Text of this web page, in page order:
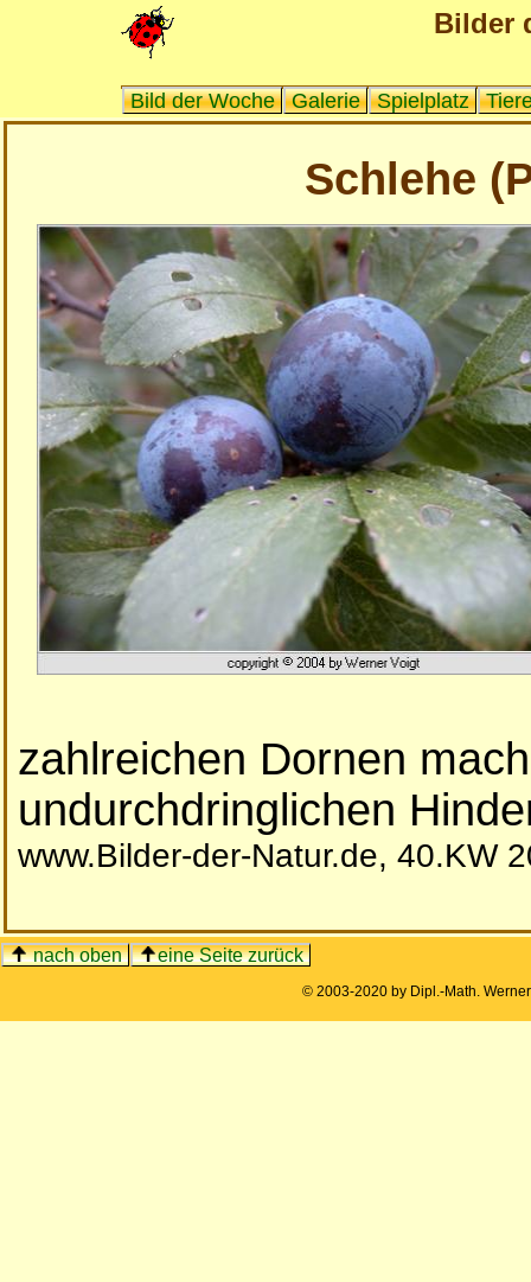
Bilder
Bild der Woche Galerie Spielplatz
Schlehe
zahlreichen Dornen
undurchdringlichen
www.Bilder-der-Natur.de, 40.KW
nach oben eine Seite zurück
© 2003-2020 by Dipl.-Math.